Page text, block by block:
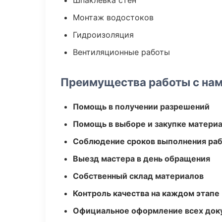
Монтаж водостоков
Гидроизоляция
Вентиляционные работы
Преимущества работы с
Помощь в получении разрешений
Помощь в выборе и закупке
Соблюдение сроков выполнения
Выезд мастера в день обращения
Собственный склад материалов
Контроль качества на каждом этапе
Официальное оформление всех